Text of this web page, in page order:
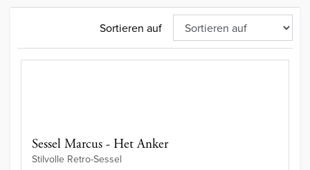
Sortieren auf
Sessel Marcus - Het Anker
Stilvolle Retro-Sessel